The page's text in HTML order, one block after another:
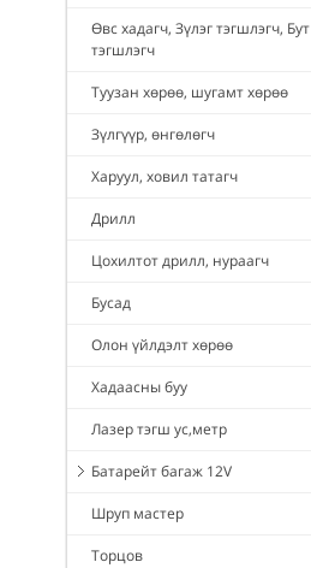
Өвс хадагч, Зүлэг тэгшлэгч, Бут
тэгшлэгч
Туузан хөрөө, шугамт хөрөө
Зүлгүүр, өнгөлөгч
Харуул, ховил татагч
Дрилл
Цохилтот дрилл, нураагч
Бусад
Олон үйлдэлт хөрөө
Хадаасны буу
Лазер тэгш ус,метр
Батарейт багаж 12V
Шруп мастер
Торцов